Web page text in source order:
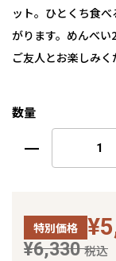
ット。ひとくち食
がります。めんべ
ご友人とお楽しみく
数量
特別価格
¥6,330 税込